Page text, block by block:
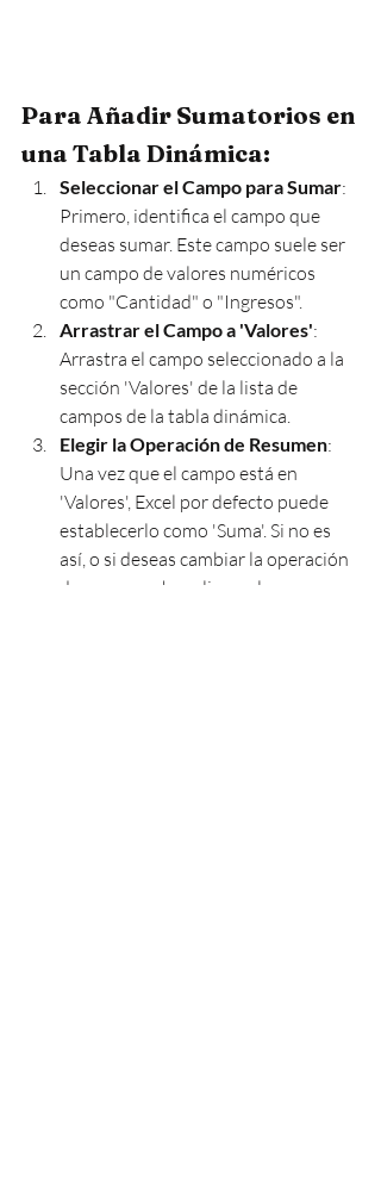
Para Añadir Sumatorios en
una Tabla Dinámica:
Seleccionar el Campo para Sumar:
Primero, identifica el campo que
deseas sumar. Este campo suele ser
un campo de valores numéricos
como "Cantidad" o "Ingresos".
Arrastrar el Campo a 'Valores':
Arrastra el campo seleccionado a la
sección 'Valores' de la lista de
campos de la tabla dinámica.
Elegir la Operación de Resumen:
Una vez que el campo está en
'Valores', Excel por defecto puede
establecerlo como 'Suma'. Si no es
así, o si deseas cambiar la operación
de resumen, haz clic en el campo